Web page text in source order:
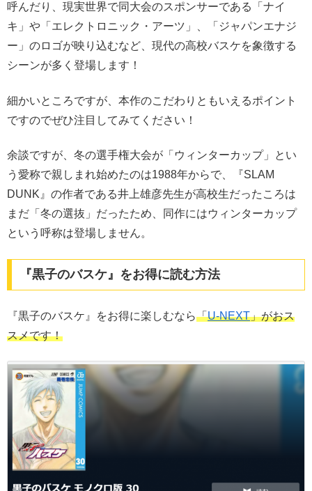
呼んだり、現実世界で同大会のスポンサーである「ナイ
キ」や「エレクトロニック・アーツ」、「ジャパンエナジ
ー」のロゴが映り込むなど、現代の高校バスケを象徴する
シーンが多く登場します！
細かいところですが、本作のこだわりともいえるポイント
ですのでぜひ注目してみてください！
余談ですが、冬の選手権大会が「ウィンターカップ」とい
う愛称で親しまれ始めたのは1988年からで、『SLAM
DUNK』の作者である井上雄彦先生が高校生だったころは
まだ「冬の選抜」だったため、同作にはウィンターカップ
という呼称は登場しません。
『黒子のバスケ』をお得に読む方法
『黒子のバスケ』をお得に楽しむなら「U-NEXT」がおス
スメです！